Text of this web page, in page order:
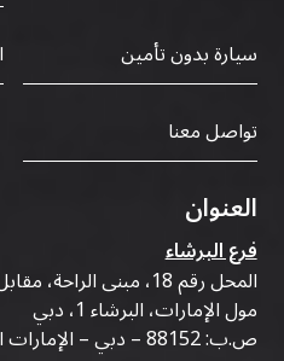
سيارة بدون تأمين
تواصل معنا
العنوان
فرع البرشاء
المحل رقم 18، مبنى
مول الإمارات، البرشاء 1، دبي
ص.ب: 88152 – دبي – الإمارات العربية المتحدة